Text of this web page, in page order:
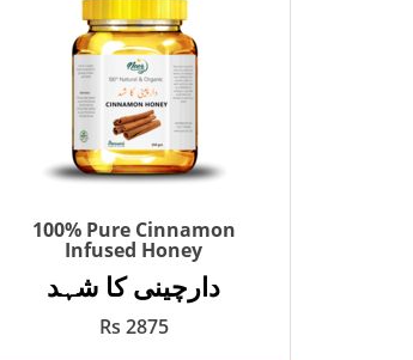
100% Pure Cinnamon
Infused Honey
دارچینی کا شہد
Rs 2875